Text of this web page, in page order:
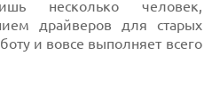
несколько человек,
драйверов для старых
и вовсе выполняет всего